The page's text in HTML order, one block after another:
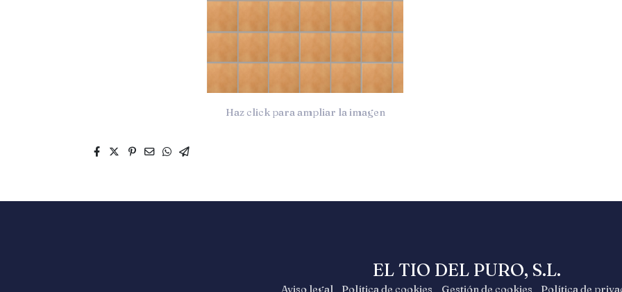
Haz click para ampliar la imagen
EL TIO DEL PURO, S.L.
Aviso legal Política de cookies Gestión de cookies Política de